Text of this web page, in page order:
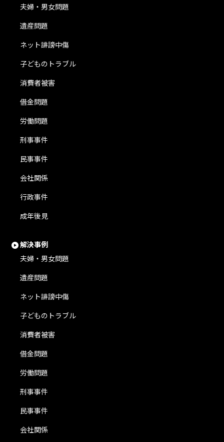
夫婦・男女問題
遺産問題
ネット誹謗中傷
子どものトラブル
消費者被害
借金問題
労働問題
刑事事件
民事事件
会社関係
行政事件
成年後見
解決事例
夫婦・男女問題
遺産問題
ネット誹謗中傷
子どものトラブル
消費者被害
借金問題
労働問題
刑事事件
民事事件
会社関係